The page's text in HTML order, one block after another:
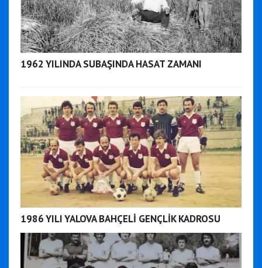
1962 YILINDA SUBAŞINDA HASAT ZAMANI
1986 YILI YALOVA BAHÇELİ GENÇLİK KADROSU